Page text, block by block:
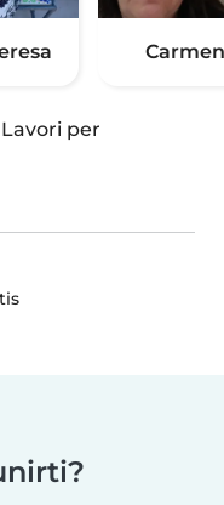
Carmen
Lavori per